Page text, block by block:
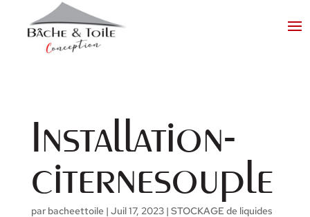
Installation-
citernesouple
par bacheettoile| Juil 17, 2023| STOCKAGE de liquides